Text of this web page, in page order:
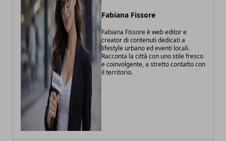
Fabiana Fissore
Fabiana Fissore è web editor e
creator di contenuti dedicati a
lifestyle urbano ed eventi locali.
Racconta la città con uno stile fresco
e coinvolgente, a stretto contatto con
il territorio.